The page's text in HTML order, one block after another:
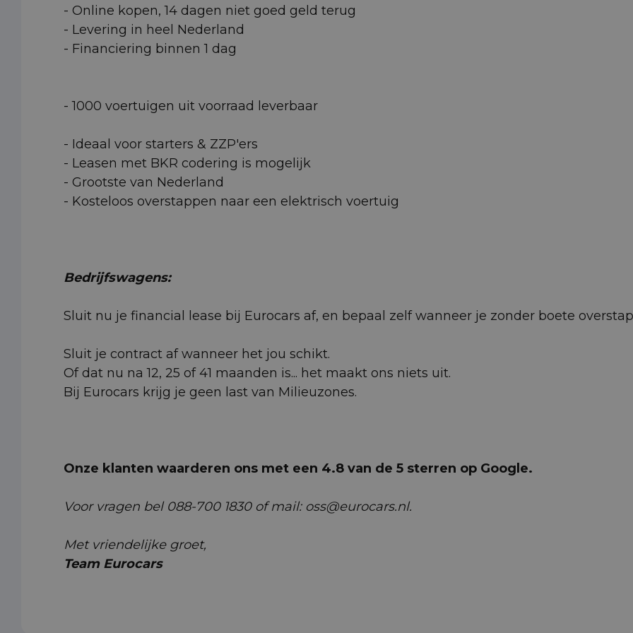
- Online kopen, 14 dagen niet goed geld terug
- Levering in heel Nederland
- Financiering binnen 1 dag
- 1000 voertuigen uit voorraad leverbaar
- Ideaal voor starters & ZZP'ers
- Leasen met BKR codering is mogelijk
- Grootste van Nederland
- Kosteloos overstappen naar een elektrisch voertuig
Bedrijfswagens:
Sluit nu je financial lease bij Eurocars af, en bepaal zelf wanneer je zonder boete
Sluit je contract af wanneer het jou schikt.
Of dat nu na 12, 25 of 41 maanden is... het maakt ons niets uit.
Bij Eurocars krijg je geen last van Milieuzones.
Onze klanten waarderen ons met een 4.8 van de 5 sterren op Google.
Voor vragen bel 088-700 1830 of mail: oss@eurocars.nl.
Met vriendelijke groet,
Team Eurocars